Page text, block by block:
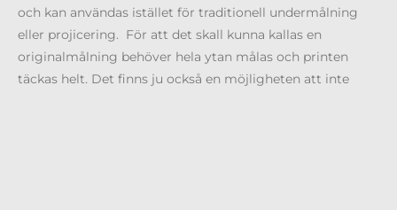
och kan användas istället för traditionell undermålning
eller projicering. För att det skall kunna kallas en
originalmålning behöver hela ytan målas och printen
täckas helt. Det finns ju också en möjligheten att inte